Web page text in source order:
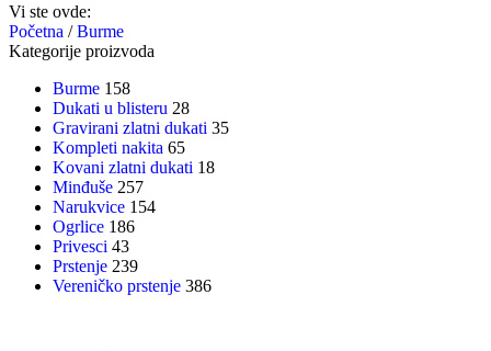
Vi ste ovde:
Početna / Burme
Kategorije proizvoda
Burme 158
Dukati u blisteru 28
Gravirani zlatni dukati 35
Kompleti nakita 65
Kovani zlatni dukati 18
Minđuše 257
Narukvice 154
Ogrlice 186
Privesci 43
Prstenje 239
Vereničko prstenje 386